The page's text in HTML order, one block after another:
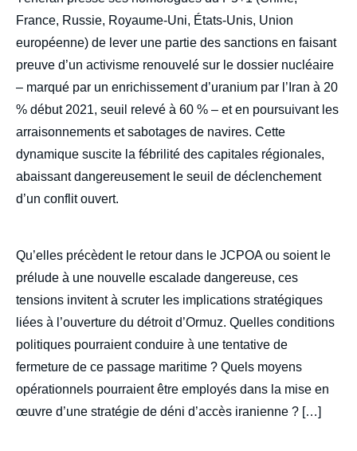
France, Russie, Royaume-Uni, États-Unis, Union
européenne) de lever une partie des sanctions en faisant
preuve d’un activisme renouvelé sur le dossier nucléaire
– marqué par un enrichissement d’uranium par l’Iran à 20
% début 2021, seuil relevé à 60 % – et en poursuivant les
arraisonnements et sabotages de navires. Cette
dynamique suscite la fébrilité des capitales régionales,
abaissant dangereusement le seuil de déclenchement
d’un conflit ouvert.
Qu’elles précèdent le retour dans le JCPOA ou soient le
prélude à une nouvelle escalade dangereuse, ces
tensions invitent à scruter les implications stratégiques
liées à l’ouverture du détroit d’Ormuz. Quelles conditions
politiques pourraient conduire à une tentative de
fermeture de ce passage maritime ? Quels moyens
opérationnels pourraient être employés dans la mise en
œuvre d’une stratégie de déni d’accès iranienne ? […]
Image
de
couverture
la
publication
Morgan PAGLIA, « Détroit d'Ormuz : la